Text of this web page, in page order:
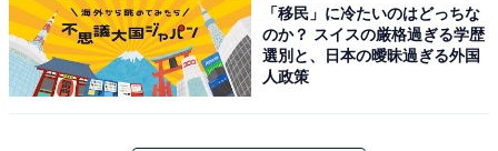
「移民」に冷たいのはどっちな
のか？ スイスの厳格過ぎる学歴
選別と、日本の曖昧過ぎる外国
人政策